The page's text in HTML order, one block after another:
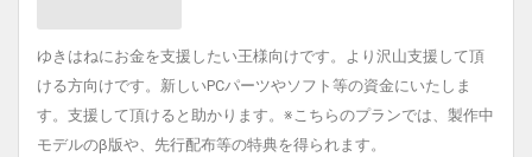
ゆきはねにお金を支援したい王様向けです。より沢山支援して頂
ける方向けです。新しいPCパーツやソフト等の資金にいたしま
す。支援して頂けると助かります。※こちらのプランでは、製作中
モデルのβ版や、先行配布等の特典を得られます。